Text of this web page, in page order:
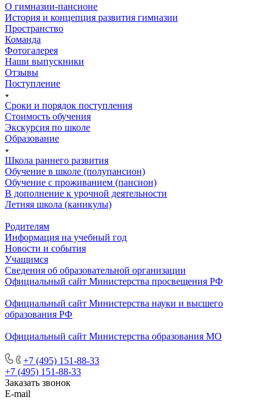
О гимназии-пансионе
История и концепция развития гимназии
Пространство
Команда
Фотогалерея
Наши выпускники
Отзывы
Поступление
Сроки и порядок поступления
Стоимость обучения
Экскурсия по школе
Образование
Школа раннего развития
Обучение в школе (полупансион)
Обучение с проживанием (пансион)
В дополнение к урочной деятельности
Летняя школа (каникулы)
Родителям
Информация на учебный год
Новости и события
Учащимся
Сведения об образовательной организации
Официальный сайт Министерства просвещения РФ
Официальный сайт Министерства науки и высшего
образования РФ
Официальный сайт Министерства образования МО
+7 (495) 151-88-33
+7 (495) 151-88-33
Заказать звонок
E-mail